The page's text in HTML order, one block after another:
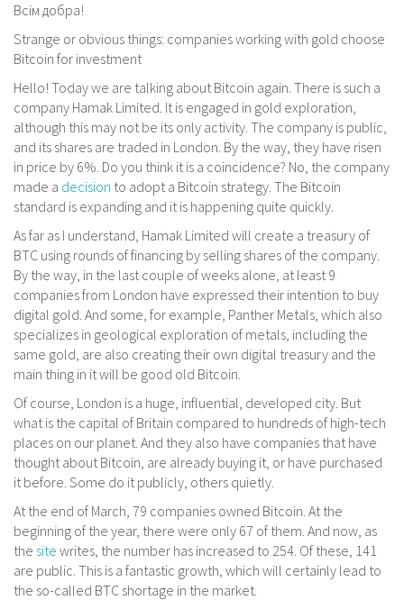
Всім добра!
Strange or obvious things: companies working with gold choose
Bitcoin for investment
Hello! Today we are talking about Bitcoin again. There is such a
company Hamak Limited. It is engaged in gold exploration,
although this may not be its only activity. The company is public,
and its shares are traded in London. By the way, they have risen
in price by 6%. Do you think it is a coincidence? No, the company
made a decision to adopt a Bitcoin strategy. The Bitcoin
standard is expanding and it is happening quite quickly.
As far as I understand, Hamak Limited will create a treasury of
BTC using rounds of financing by selling shares of the company.
By the way, in the last couple of weeks alone, at least 9
companies from London have expressed their intention to buy
digital gold. And some, for example, Panther Metals, which also
specializes in geological exploration of metals, including the
same gold, are also creating their own digital treasury and the
main thing in it will be good old Bitcoin.
Of course, London is a huge, influential, developed city. But
what is the capital of Britain compared to hundreds of high-tech
places on our planet. And they also have companies that have
thought about Bitcoin, are already buying it, or have purchased
it before. Some do it publicly, others quietly.
At the end of March, 79 companies owned Bitcoin. At the
beginning of the year, there were only 67 of them. And now, as
the site writes, the number has increased to 254. Of these, 141
are public. This is a fantastic growth, which will certainly lead to
the so-called BTC shortage in the market.